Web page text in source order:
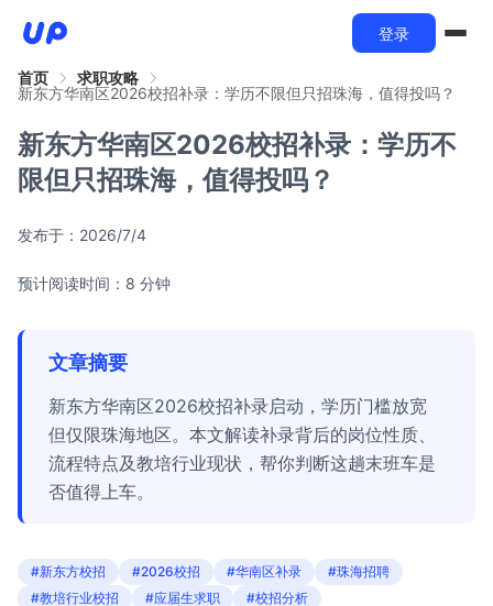
登录
首页
求职攻略
新东方华南区2026校招补录：学历不限但只招珠海，值得投吗？
新东方华南区2026校招补录：学历不
限但只招珠海，值得投吗？
发布于： 2026/7/4
预计阅读时间：8 分钟
文章摘要
新东方华南区2026校招补录启动，学历门槛放宽
但仅限珠海地区。本文解读补录背后的岗位性质、
流程特点及教培行业现状，帮你判断这趟末班车是
否值得上车。
#新东方校招 #2026校招 #华南区补录
#珠海招聘
#教培行业校招
#应届生求职 #校招分析